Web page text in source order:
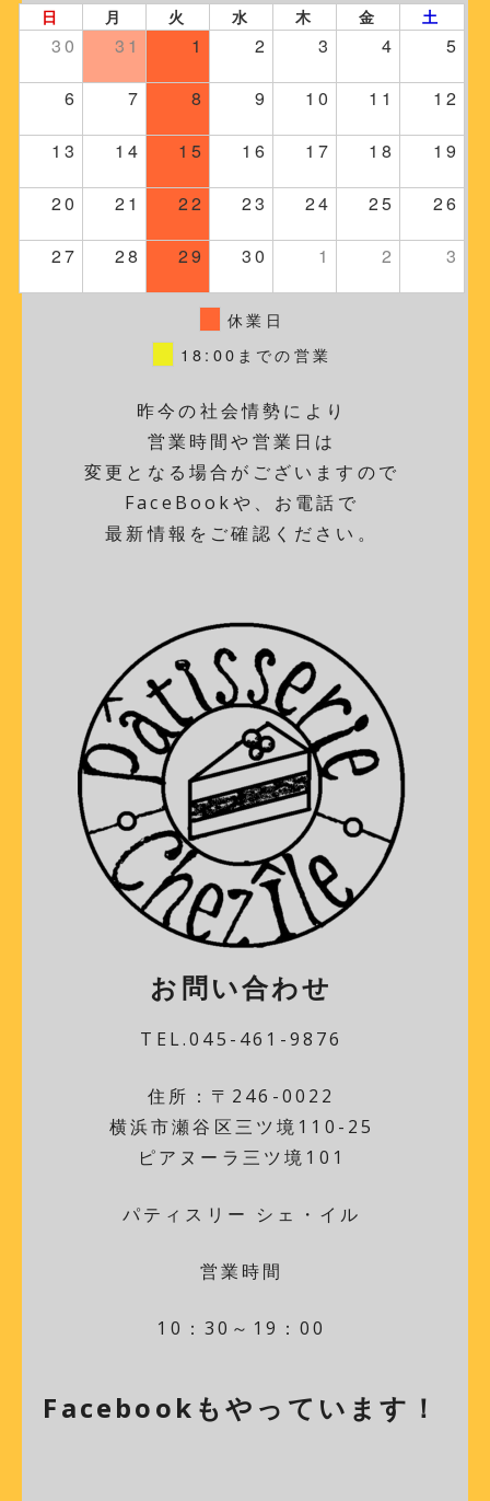
日 月 火 水 木 金 土
30 31 1 2 3 4 5
6 7 8 9 10 11 12
13 14 15 16 17 18 19
20 21 22 23 24 25 26
27 28 29 30 1 2 3
休業日
18:00までの営業
昨今の社会情勢により
営業時間や営業日は
変更となる場合がございますので
FaceBookや、お電話で
最新情報をご確認ください。
お問い合わせ
TEL.045-461-9876
住所：〒246-0022
横浜市瀬谷区三ツ境110-25
ピアヌーラ三ツ境101
パティスリー シェ・イル
営業時間
10：30～19：00
Facebookもやっています！